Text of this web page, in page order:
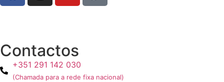
Contactos
+351 291 142 030
(Chamada para a rede fixa nacional)